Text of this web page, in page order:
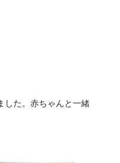
した。赤ちゃんと一緒